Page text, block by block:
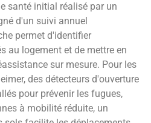
santé initial réalisé par un
d'un suivi annuel
permet d'identifier
au logement et de mettre en
sur mesure. Pour les
des détecteurs d'ouverture
pour prévenir les fugues,
à mobilité réduite, un